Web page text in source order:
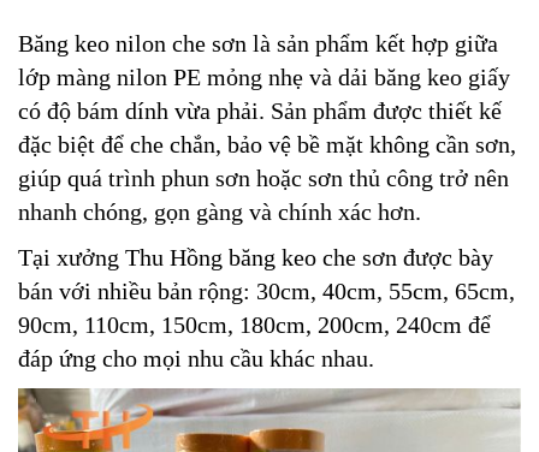
Băng keo nilon che sơn là sản phẩm kết hợp giữa
lớp màng nilon PE mỏng nhẹ và dải băng keo giấy
có độ bám dính vừa phải. Sản phẩm được thiết kế
đặc biệt để che chắn, bảo vệ bề mặt không cần sơn,
giúp quá trình phun sơn hoặc sơn thủ công trở nên
nhanh chóng, gọn gàng và chính xác hơn.
Tại xưởng Thu Hồng băng keo che sơn được bày
bán với nhiều bản rộng: 30cm, 40cm, 55cm, 65cm,
90cm, 110cm, 150cm, 180cm, 200cm, 240cm để
đáp ứng cho mọi nhu cầu khác nhau.